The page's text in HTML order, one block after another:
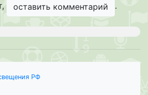
оставить комментарий .
РФ